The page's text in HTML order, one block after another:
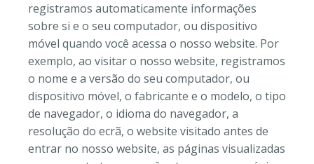
registramos automaticamente informações
sobre si e o seu computador, ou dispositivo
móvel quando você acessa o nosso website. Por
exemplo, ao visitar o nosso website, registramos
o nome e a versão do seu computador, ou
dispositivo móvel, o fabricante e o modelo, o tipo
de navegador, o idioma do navegador, a
resolução do ecrã, o website visitado antes de
entrar no nosso website, as páginas visualizadas